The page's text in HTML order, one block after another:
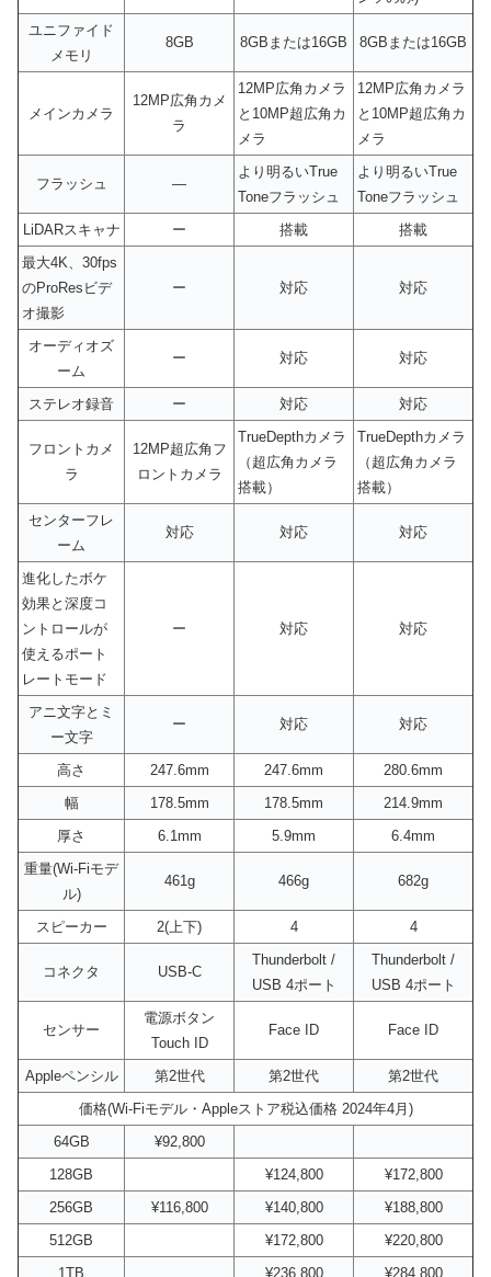
ユニファイド
メモリ
8GB 8GBまたは16GB 8GBまたは16GB
メインカメラ
12MP広角カメ
ラ
12MP広角カメラ
と10MP超広角カ
メラ
12MP広角カメラ
と10MP超広角カ
メラ
フラッシュ —
より明るいTrue
Toneフラッシュ
より明るいTrue
Toneフラッシュ
LiDARスキャナ
ー 搭載
搭載
最大4K、30fps
のProResビデ
オ撮影
ー 対応 対応
オーディオズ
ーム
ー 対応 対応
ステレオ録音 ー 対応 対応
フロントカメ
ラ
12MP超広角フ
ロントカメラ
TrueDepthカメラ
（超広角カメラ
搭載）
TrueDepthカメラ
（超広角カメラ
搭載）
センターフレ
ーム
対応 対応 対応
進化したボケ
効果と深度コ
ントロールが
使えるポート
レートモード
ー 対応 対応
アニ文字とミ
ー文字
ー 対応 対応
高さ 247.6mm 247.6mm
280.6mm
幅
178.5mm 178.5mm
214.9mm
厚さ
6.1mm 5.9mm
6.4mm
重量(Wi-Fiモデ
ル)
461g 466g 682g
スピーカー 2(上下) 4 4
コネクタ USB-C
Thunderbolt /
USB 4ポート
Thunderbolt /
USB 4ポート
センサー
電源ボタン
Touch ID
Face ID Face ID
Appleペンシル 第2世代 第2世代
第2世代
価格(Wi-Fiモデル・Appleストア税込価格 2024年4月)
64GB
¥92,800
128GB
¥124,800
¥172,800
256GB
¥116,800 ¥140,800
¥188,800
512GB
¥172,800
¥220,800
1TB
¥236,800 ¥284,800